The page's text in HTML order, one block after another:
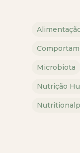
Microbiota
Nutrição